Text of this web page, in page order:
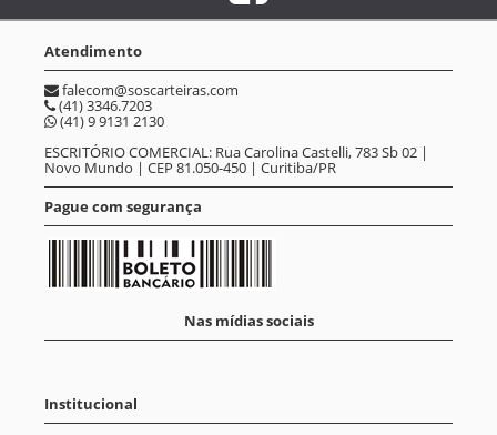
Atendimento
falecom@soscarteiras.com
(41) 3346.7203
(41) 9 9131 2130
ESCRITÓRIO COMERCIAL: Rua Carolina Castelli, 783 Sb 02 |
Novo Mundo | CEP 81.050-450 | Curitiba/PR
Pague com segurança
Nas mídias sociais
Institucional